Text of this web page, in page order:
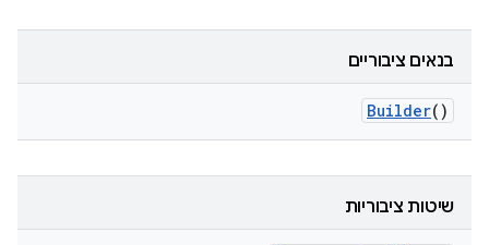
בנאים ציבוריים
Builder()
שיטות ציבוריות